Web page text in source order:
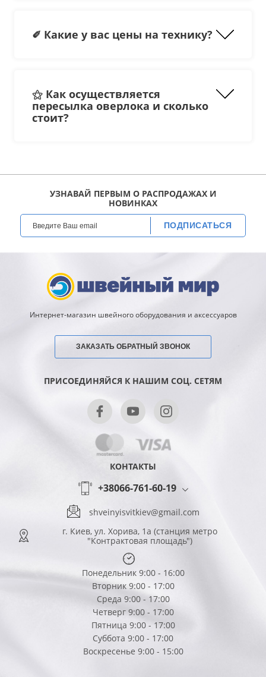
Singer;
Brother .
наличие 2-х ниточных швов (самый
тонкий шов делается на 2-х ниточном
ролевом);
скорость шитья;
разнообразная комплектация (в
дешевых моделях оверлока
комплектация очень не большая, в
моделях более дорогого класса
очень часто входит запасной нож,
лапки, приспособление для
оверлока).
✐ Какие у вас цены на технику?
⚝ Как осуществляется
пересылка оверлока и сколько
стоит?
УЗНАВАЙ ПЕРВЫМ О РАСПРОДАЖАХ И
НОВИНКАХ
ПОДПИСАТЬСЯ
Интернет-магазин швейного оборудования и аксессуаров
ЗАКАЗАТЬ ОБРАТНЫЙ ЗВОНОК
ПРИСОЕДИНЯЙСЯ К НАШИМ СОЦ. СЕТЯМ
КОНТАКТЫ
+38066-761-60-19
shveinyisvitkiev@gmail.com
г. Киев, ул. Хорива, 1а (станция метро
"Контрактовая площадь")
Понедельник 9:00 - 16:00
Вторник 9:00 - 17:00
Среда 9:00 - 17:00
Четверг 9:00 - 17:00
Пятница 9:00 - 17:00
Суббота 9:00 - 17:00
Воскресенье 9:00 - 15:00